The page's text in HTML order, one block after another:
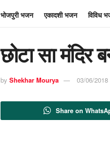
भोजपुरी भजन एकादशी भजन विविध
छोटा सा मंदिर
by Shekhar Mourya 03/06/2018
Share on